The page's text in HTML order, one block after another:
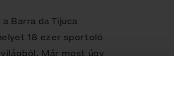
Barra da Tijuca
18 ezer sportoló
Már most úgy
legszebb